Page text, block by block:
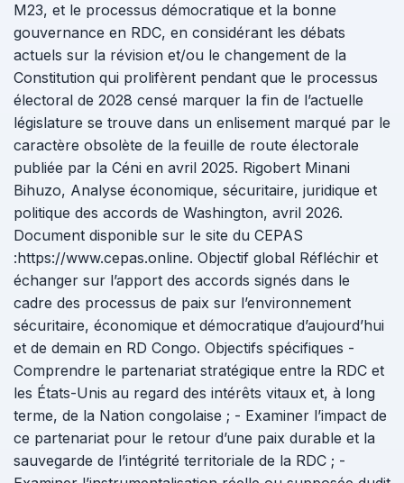
M23, et le processus démocratique et la bonne
gouvernance en RDC, en considérant les débats
actuels sur la révision et/ou le changement de la
Constitution qui prolifèrent pendant que le processus
électoral de 2028 censé marquer la fin de l’actuelle
législature se trouve dans un enlisement marqué par le
caractère obsolète de la feuille de route électorale
publiée par la Céni en avril 2025. Rigobert Minani
Bihuzo, Analyse économique, sécuritaire, juridique et
politique des accords de Washington, avril 2026.
Document disponible sur le site du CEPAS
:https://www.cepas.online. Objectif global Réfléchir et
échanger sur l’apport des accords signés dans le
cadre des processus de paix sur l’environnement
sécuritaire, économique et démocratique d’aujourd’hui
et de demain en RD Congo. Objectifs spécifiques -
Comprendre le partenariat stratégique entre la RDC et
les États-Unis au regard des intérêts vitaux et, à long
terme, de la Nation congolaise ; - Examiner l’impact de
ce partenariat pour le retour d’une paix durable et la
sauvegarde de l’intégrité territoriale de la RDC ; -